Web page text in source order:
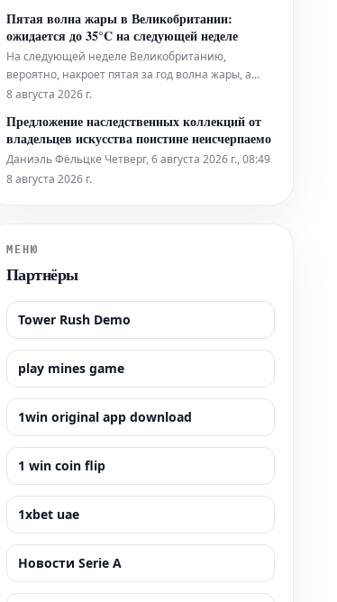
вопросом о его намерениях покинуть
занимаемую должность. Этот диалог состоялся в
период, когда к руководству Инфантино
приковано повышенное
Пятая волна жары в Великобритании:
ожидается до 35°C на следующей неделе
На следующей неделе Великобританию,
вероятно, накроет пятая за год волна жары, а
температура воздуха может подняться до 35°C. В
среднесуточные показатели, достигая 20-29°C в
большинстве районов Англии и Уэльса. В
Шотландии и Северной Ирландии б
8 августа 2026 г.
Предложение наследственных коллекций от
владельцев искусства поистине неисчерпаемо
Даниэль Фёльцке Четверг, 6 августа 2026 г., 08:49
8 августа 2026 г.
МЕНЮ
Партнёры
Tower Rush Demo
play mines game
1win original app download
1 win coin flip
1xbet uae
Новости Serie A